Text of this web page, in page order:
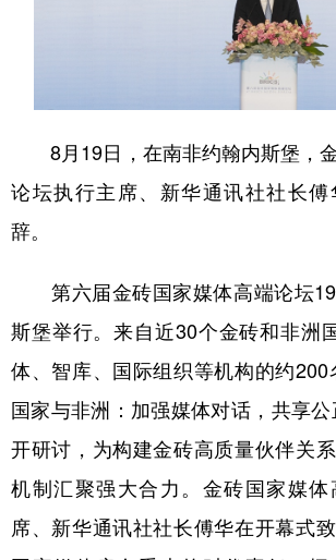
金融
信息化
学术中国 乡村振兴 银龄
城市 旅游 能源
彩票 娱乐 时尚
文化产业
地方频道
辽宁
浙江 安徽 福建
8月19日，在南非约翰内斯堡，
论坛执行主席、新华通讯社社长
辞。
第六届金砖国家媒体高端论坛19
斯堡举行。来自近30个金砖和非洲
体、智库、国际组织等机构的约200
国家与非洲：加强媒体对话，共享公
开研讨，为构建金砖高质量伙伴关
机制汇聚强大合力。金砖国家媒
席、新华通讯社社长傅华在开幕式